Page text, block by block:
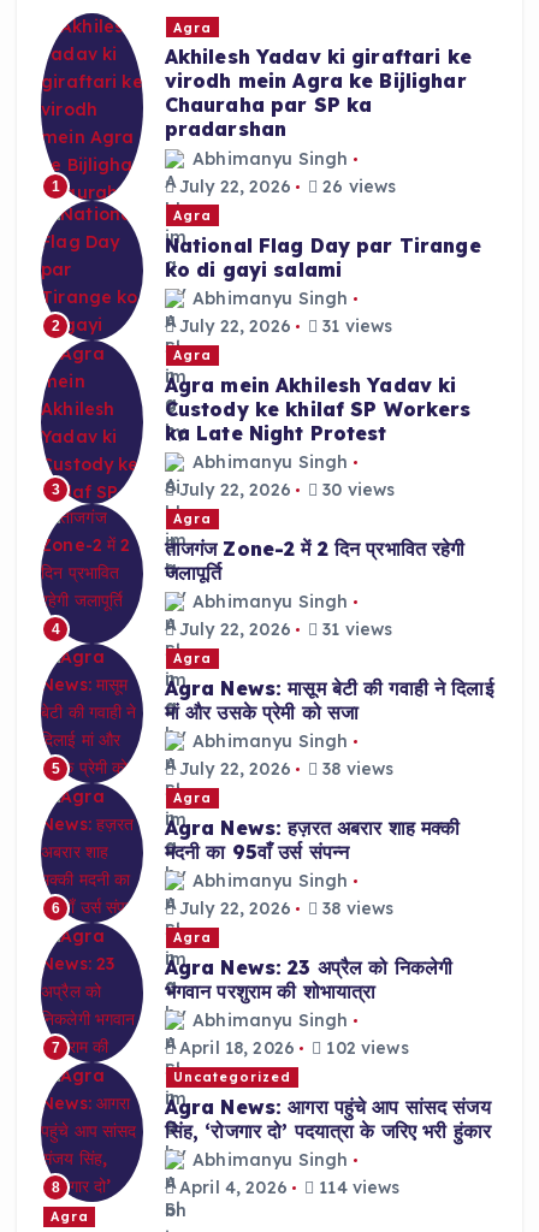
k
1
Agra
Akhilesh Yadav ki giraftari ke
virodh mein Agra ke Bijlighar
Chauraha par SP ka
pradarshan
Abhimanyu Singh
July 22, 2026
26 views
2
Agra
National Flag Day par Tirange
ko di gayi salami
Abhimanyu Singh
July 22, 2026
31 views
3
Agra
Agra mein Akhilesh Yadav ki
Custody ke khilaf SP Workers
ka Late Night Protest
Abhimanyu Singh
July 22, 2026
30 views
4
Agra
ताजगंज Zone-2 में 2 दिन प्रभावित रहेगी
जलापूर्ति
Abhimanyu Singh
July 22, 2026
31 views
5
Agra
Agra News: मासूम बेटी की गवाही ने दिलाई
मां और उसके प्रेमी को सजा
Abhimanyu Singh
July 22, 2026
38 views
6
Agra
Agra News: हज़रत अबरार शाह मक्की
मदनी का 95वाँ उर्स संपन्न
Abhimanyu Singh
July 22, 2026
38 views
7
Agra
Agra News: 23 अप्रैल को निकलेगी
भगवान परशुराम की शोभायात्रा
Abhimanyu Singh
April 18, 2026
102 views
8
Uncategorized
Agra News: आगरा पहुंचे आप सांसद संजय
सिंह, ‘रोजगार दो’ पदयात्रा के जरिए भरी हुंकार
Abhimanyu Singh
April 4, 2026
114 views
Agra